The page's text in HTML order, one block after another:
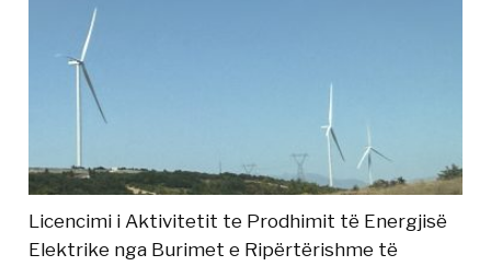
Licencimi i Aktivitetit te Prodhimit të Energjisë
Elektrike nga Burimet e Ripërtërishme të